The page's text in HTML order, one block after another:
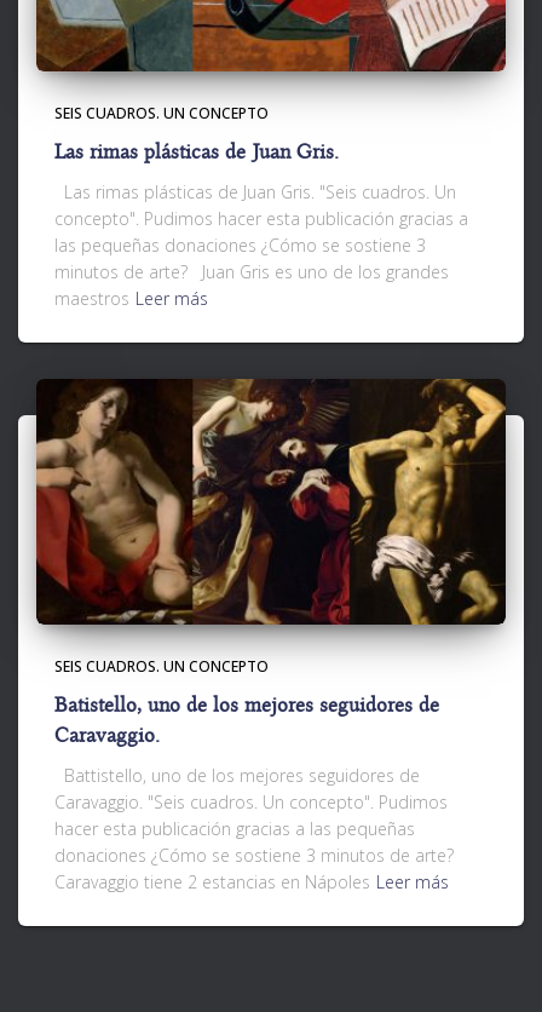
SEIS CUADROS. UN CONCEPTO
Las rimas plásticas de Juan Gris.
Las rimas plásticas de Juan Gris. "Seis cuadros. Un
concepto". Pudimos hacer esta publicación gracias a
las pequeñas donaciones ¿Cómo se sostiene 3
minutos de arte? Juan Gris es uno de los grandes
maestros Leer más
SEIS CUADROS. UN CONCEPTO
Batistello, uno de los mejores seguidores de
Caravaggio.
Battistello, uno de los mejores seguidores de
Caravaggio. "Seis cuadros. Un concepto". Pudimos
hacer esta publicación gracias a las pequeñas
donaciones ¿Cómo se sostiene 3 minutos de arte?
Caravaggio tiene 2 estancias en Nápoles Leer más